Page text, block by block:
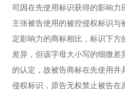
司因在先使用标识获得的影响力
主张被告使用的被控侵权标识与
定影响力的商标相比，标识下
差异，但该字母大小写的细微差
的认定，故被告商标在先使用
侵权标识，原告无权禁止被告在